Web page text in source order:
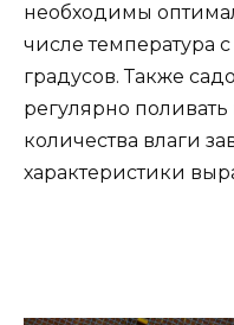
необходимы
числе температура
градусов. Также
регулярно поливать
количества влаги
характеристики